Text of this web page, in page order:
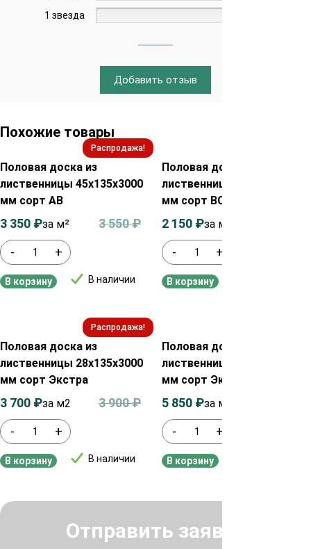
1 звезда
Добавить отзыв
Похожие товары
Распродажа!
Половая доска из
лиственницы 45х135х3000
мм сорт АВ
- +
В наличии
3 550₽
3 350 ₽за м²
В корзину
Половая доска из
лиственницы 35х135х3000
мм сорт ВС
- +
2 150 ₽за м²
В корзину
Распродажа!
Половая доска из
лиственницы 28х135х3000
мм сорт Экстра
- +
В наличии
3 900₽
3 700 ₽за м2
В корзину
Половая доска из
лиственницы 45х135х3000
мм сорт Экстра
- +
5 850 ₽за м²
В корзину
Отправить заявку